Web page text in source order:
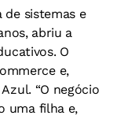
de sistemas e
abriu a
O
e,
“O negócio
uma filha e,